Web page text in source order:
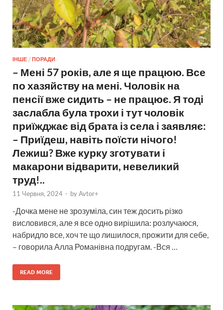
ІНШЕ / ПОРАДИ
– Мені 57 років, але я ще працюю. Все
по хазяйству на мені. Чоловік на
пенсії вже сидить – не працює. Я тоді
заслабла була трохи і тут чоловік
приїжджає від брата із села і заявляє:
– Приїдеш, навіть поїсти нічого!
Лежиш? Вже курку зготувати і
макарони відварити, невеликий
труд!..
11 Червня, 2024 - byAvtor+
-Дочка мене не зрозуміла, син теж досить різко
висловився, але я все одно вирішила: розлучаюся,
набридло все, хоч те що лишилося, прожити для себе,
– говорила Алла Романівна подругам. -Вся …
READ MORE